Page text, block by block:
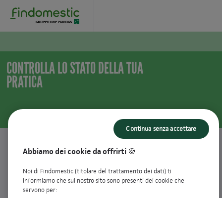
CONTROLLA LO STATO DELLA TUA
PRATICA
Controlla lo stato della pratica
Aggiungi lamiarichiesta.it alla schermata Home: avrai la praticità di
un’app senza fare nessun download.
Abbiamo dei cookie da offrirti 🍪
Noi di Findomestic (titolare del trattamento dei dati) ti
informiamo che sul nostro sito sono presenti dei cookie che
servono per:
Continua senza accettare